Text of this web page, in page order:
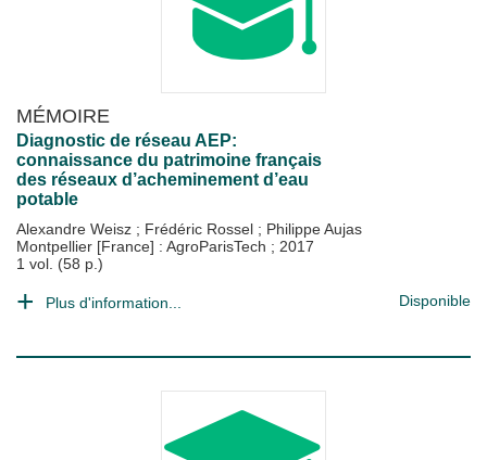
MÉMOIRE
Diagnostic de réseau AEP:
connaissance du patrimoine français
des réseaux d’acheminement d’eau
potable
Alexandre Weisz ; Frédéric Rossel ; Philippe Aujas
Montpellier [France] : AgroParisTech ; 2017
1 vol. (58 p.)
Plus d'information... Disponible